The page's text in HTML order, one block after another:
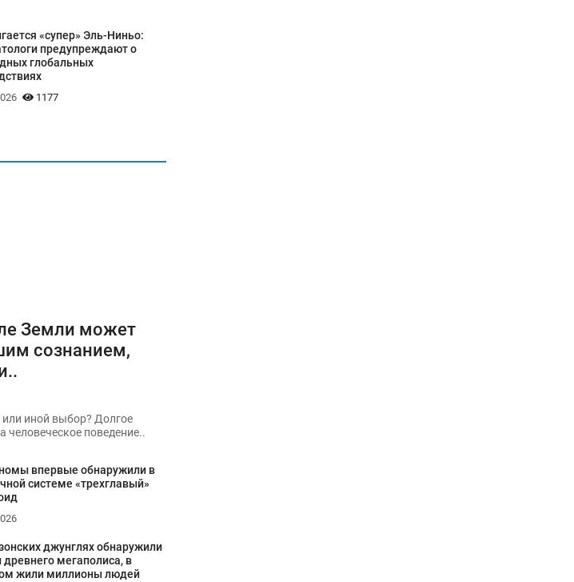
«супер» Эль-Ниньо:
предупреждают о
глобальных
1177
Земли может
сознанием,
иной выбор? Долгое
человеческое поведение..
впервые обнаружили в
системе «трехглавый»
джунглях обнаружили
мегаполиса, в
жили миллионы людей